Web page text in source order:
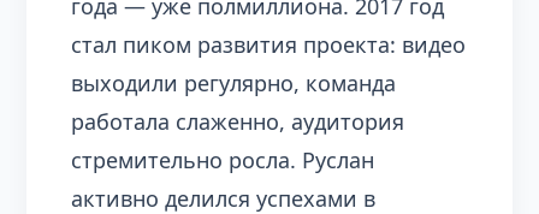
года — уже полмиллиона. 2017 год
стал пиком развития проекта: видео
выходили регулярно, команда
работала слаженно, аудитория
стремительно росла. Руслан
активно делился успехами в